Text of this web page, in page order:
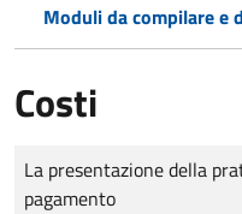
Moduli da compilare e
Costi
Tipo di pagamento
Importo
La presentazione della
pagamento